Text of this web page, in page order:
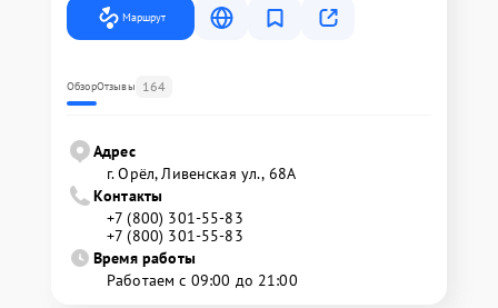
Маршрут
ОбзорОтзывы 164
Адрес
г. Орёл, Ливенская ул., 68А
Контакты
+7 (800) 301-55-83
+7 (800) 301-55-83
Время работы
Работаем с 09:00 до 21:00